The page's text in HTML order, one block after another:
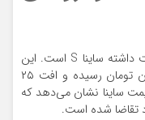
در این میان، تنها خودرویی که کاهش قیمت داشته ساینا S است. این
خودرو از ۶۷۰ میلیون تومان به ۶۴۵ میلیون تومان رسیده و افت ۲۵
ساینا نشان می‌دهد که
تقاضا شده است.